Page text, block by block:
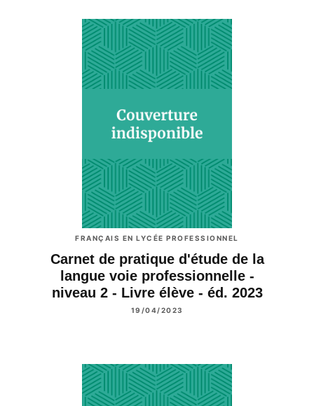
FRANÇAIS EN LYCÉE PROFESSIONNEL
Carnet de pratique d'étude de la
langue voie professionnelle -
niveau 2 - Livre élève - éd. 2023
19/04/2023